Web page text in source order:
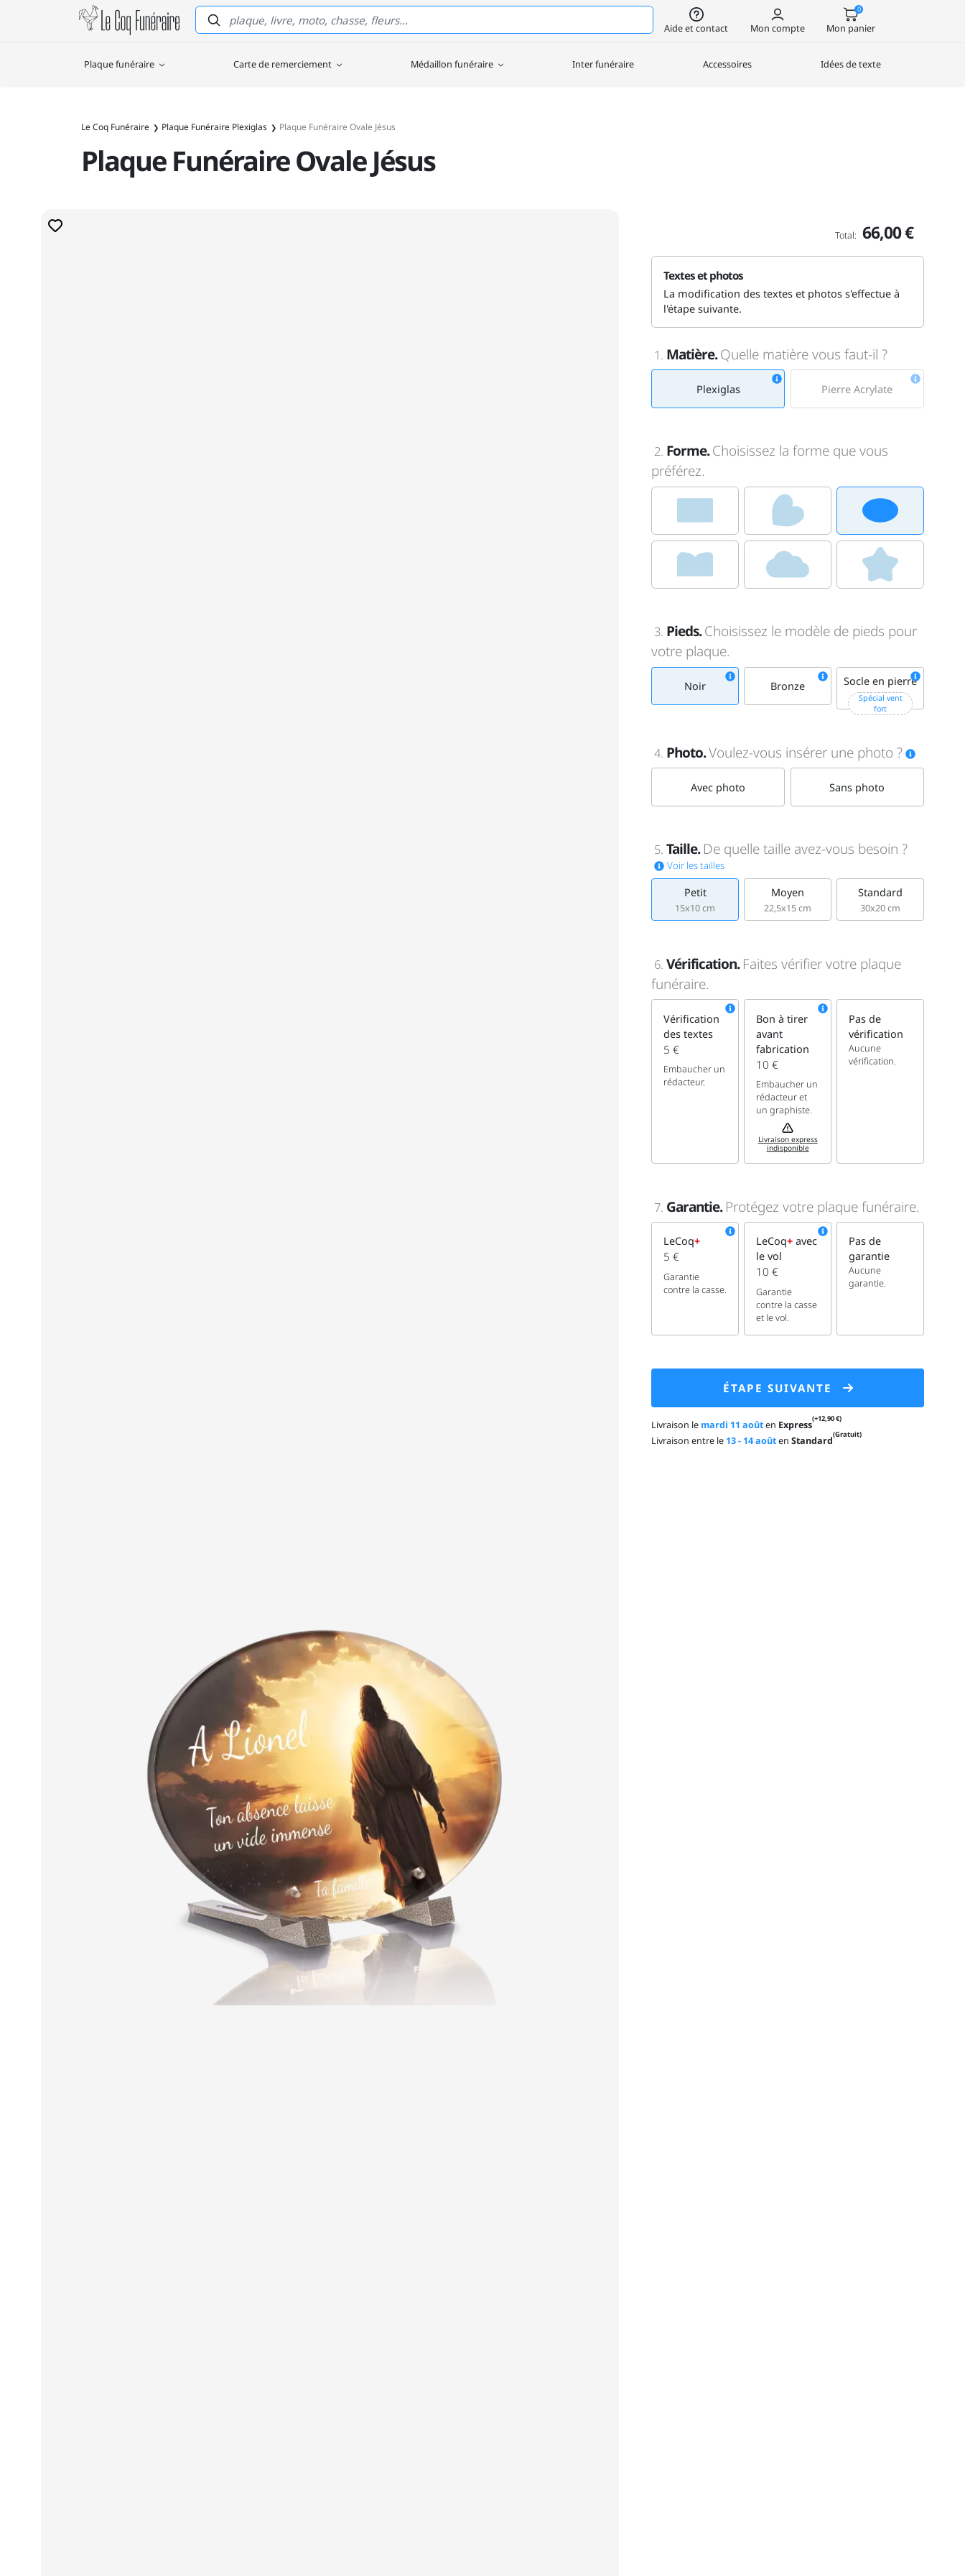
Le Coq Funéraire
Aide et contact Mon compte
0
Mon panier
Plaque funéraire Carte de remerciement Médaillon funéraire Inter funéraire Accessoires Idées de texte
Le Coq Funéraire Plaque Funéraire Plexiglas Plaque Funéraire Ovale Jésus
Plaque Funéraire Ovale Jésus
Total: 66,00 €
Textes et photos
La modification des textes et photos s'effectue à
l'étape suivante.
1. Matière.Quelle matière vous faut-il ?
Plexiglas Pierre Acrylate
2. Forme.Choisissez la forme que vous
préférez.
3. Pieds.Choisissez le modèle de pieds pour
votre plaque.
Noir Bronze Socle en pierre
+15€
Spécial vent
fort
4. Photo.Voulez-vous insérer une photo ?
Avec photo Sans photo
5. Taille. De quelle taille avez-vous besoin ?
Voir les tailles
Petit
15x10 cm
Moyen
22,5x15 cm
Standard
30x20 cm
6. Vérification. Faites vérifier votre plaque
funéraire.
Vérification
des textes
5 €
Embaucher un
rédacteur.
Bon à tirer
avant
fabrication
10 €
Embaucher un
rédacteur et
un graphiste.
Livraison express
indisponible
Pas de
vérification
Aucune
vérification.
7. Garantie. Protégez votre plaque funéraire.
LeCoq+
5 €
Garantie
contre la casse.
LeCoq+avec
le vol
10 €
Garantie
contre la casse
et le vol.
Pas de
garantie
Aucune
garantie.
ÉTAPE SUIVANTE
Livraison le mardi 11 aoûten Express(+12,90 €)
Livraison entre le 13 - 14 aoûtenStandard(Gratuit)